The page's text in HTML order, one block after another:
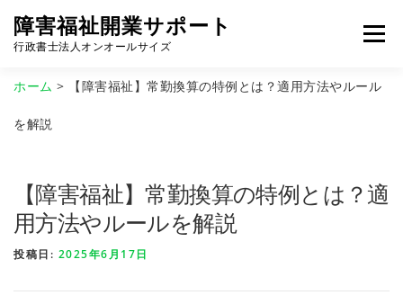
障害福祉開業サポート
行政書士法人オンオールサイズ
メニュ
事務所概要
よくある質問 お役立ち情報
ホーム > 【障害福祉】常勤換算の特例とは？適用方法やルール
を解説
【障害福祉】常勤換算の特例とは？適
用方法やルールを解説
投稿日: 2025年6月17日